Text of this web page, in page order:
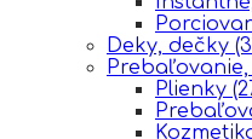
Deky, dečky
Plienky